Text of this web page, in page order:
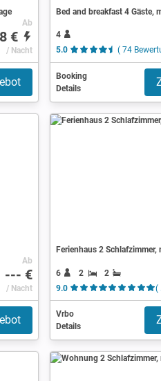
Ab
€
/ Nacht
Bed and breakfast 4 Gäste,
4
5.0
( 74
Booking
Details
Ab
--- €
/ Nacht
Ferienhaus 2 Schlafzimmer,
6 2
2
9.0
( 49 Bewertungen )
Vrbo
Details